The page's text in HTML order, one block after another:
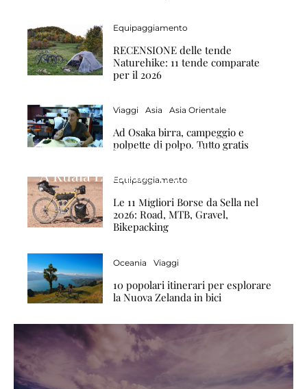
Equipaggiamento
RECENSIONE delle tende
Naturehike: 11 tende comparate
per il 2026
Viaggi Asia Asia Orientale
Ad Osaka birra, campeggio e
polpette di polpo. Tutto gratis
Viaggi Asia Sud Est Asiatico
A Kuala Lumpur, Tra Tecnologia e
Buona Cucina
Equipaggiamento
Le 11 Migliori Borse da Sella nel
2026: Road, MTB, Gravel,
Bikepacking
Oceania Viaggi
10 popolari itinerari per esplorare
la Nuova Zelanda in bici